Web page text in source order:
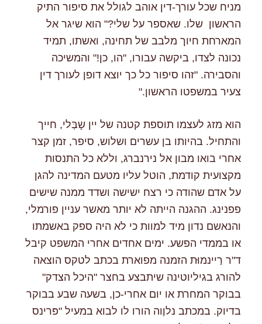
מניח שכל עורך-דין אוהב לגולל את סיפור התיק
הראשון שלו. שאספר על שלי?" הוא שיגר אל
המארחת חיוך מלבב של תחינה, ואשתו, תמיד
נכונה לצדו, ביקשה עבורו, "הו, כן!" והמשיכה
והסבירה. "זהו סיפור כל כך יוצא דופן לעורך דין
צעיר במשפטו הראשון."
הוא מזג לעצמו תוספת קטנה של יין שָבְּלי, חייך
והתחיל. בהיותו בן עשרים ושלוש, סיפר, זמן קצר
אחרי בואו מבון אל נירנברג, וללא כל התנסות
מקצועית קודמת, הוטל עליו מטעם המדינה להגן
על אדם שהודה כי רצח ישישה ושדד ממנה שישים
פפנינג. ההגנה הייתה לא יותר מאשר עניין פורמלי,
והנאשם נדון מיד למוות כי לא היה ספק באשמתו
או בממדי הפשע. ימים אחדים אחרי המשפט קיבל
ד"ר רַיינמוּּת הזמנה מפוארת בכתב לטקס הוצאה
להורג בגיליוטינה שיתבצע בחצר "היכל הצדק"
בבוקר המחרת או יום אחרי-כן, בשעה שבע בבוקר
בדיוק. במכתב נלוֶוה הורו לו לבוא במעיל "פּרינס